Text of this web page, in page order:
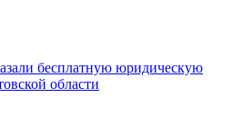
бесплатную юридическую
области